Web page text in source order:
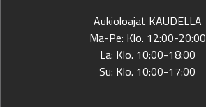
Aukioloajat KAUDELLA
Ma-Pe: Klo. 12:00-20:00
La: Klo. 10:00-18:00
Su: Klo. 10:00-17:00